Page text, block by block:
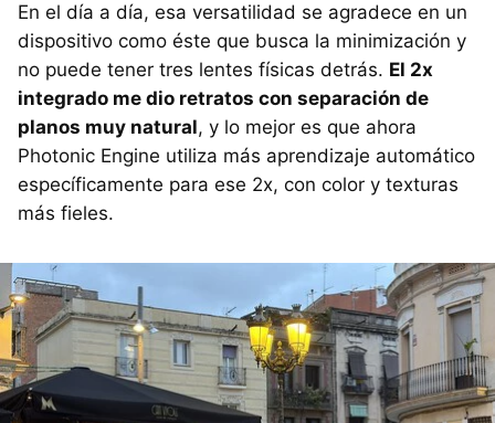
En el día a día, esa versatilidad se agradece en un
dispositivo como éste que busca la minimización y
no puede tener tres lentes físicas detrás. El 2x
integrado me dio retratos con separación de
planos muy natural, y lo mejor es que ahora
Photonic Engine utiliza más aprendizaje automático
específicamente para ese 2x, con color y texturas
más fieles.